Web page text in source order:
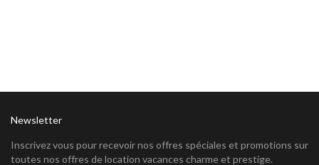
Newsletter
Inscrivez vous pour recevoir nos offres spéciales et promotions sur
toutes nos offres de location vacances charme et prestige.